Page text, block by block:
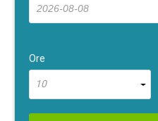
Ore
10